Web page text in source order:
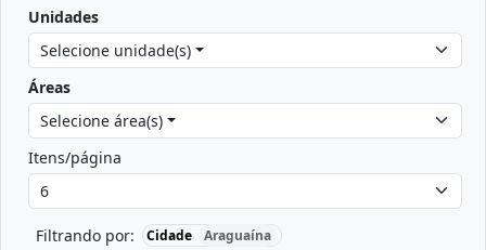
Unidades
Selecione unidade(s)
Áreas
Selecione área(s)
Itens/página
Filtrando por: Cidade Araguaína